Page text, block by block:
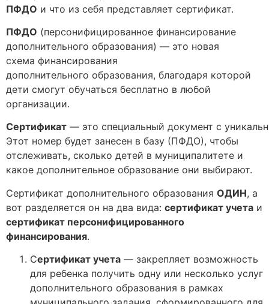
ПФДО и что из себя представляет сертификат.
ПФДО (персонифицированное финансирование
дополнительного образования) — это новая
схема финансирования
дополнительного образования, благодаря которой
дети смогут обучаться бесплатно в любой
организации.
Сертификат — это специальный документ с
Этот номер будет занесен в базу (ПФДО), чтобы
отслеживать, сколько детей в муниципалитете и
какое дополнительное образование они выбирают.
Сертификат дополнительного образования ОДИН, а
вот разделяется он на два вида: сертификат учета и
сертификат персонифицированного
финансирования.
Сертификат учета — закрепляет возможность
для ребенка получить одну или несколько услуг
дополнительного образования в рамках